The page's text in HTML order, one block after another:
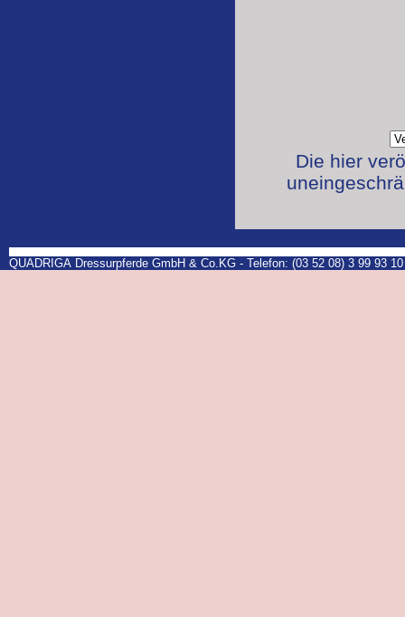
Die hier
QUADRIGA Dressurpferde GmbH & Co.KG - Telefon: (03 52 08) 3 99 93 10